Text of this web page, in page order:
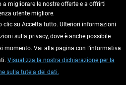
a migliorare le nostre offerte e a offrirti
utente migliore.
clic su Accetta tutto. Ulteriori informazioni
sulla privacy, dove è anche possibile
momento. Vai alla pagina con l'informativa
Visualizza la nostra dichiarazione per la
sulla tutela dei dati.